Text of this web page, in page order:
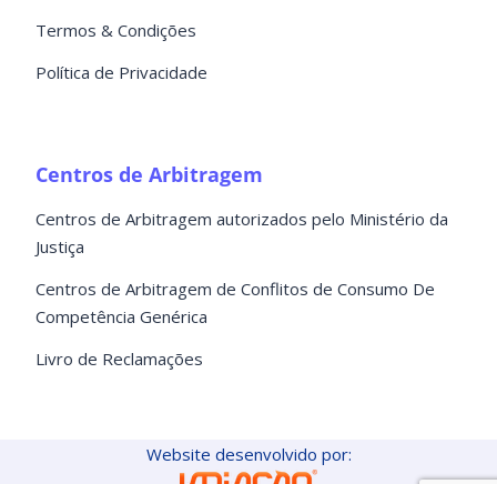
Termos & Condições
Política de Privacidade
Centros de Arbitragem
Centros de Arbitragem autorizados pelo Ministério da
Justiça
Centros de Arbitragem de Conflitos de Consumo De
Competência Genérica
Livro de Reclamações
Website desenvolvido por: